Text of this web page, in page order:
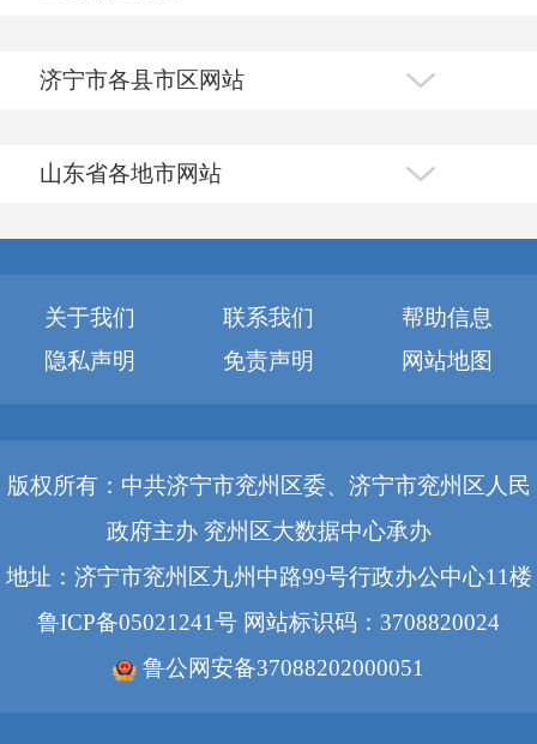
济宁市各县市区网站
山东省各地市网站
关于我们 联系我们
帮助信息
隐私声明
免责声明 网站地图
版权所有：中共济宁市兖州区委、济宁市兖州区人民
政府主办 兖州区大数据中心承办
地址：济宁市兖州区九州中路99号行政办公中心11楼
鲁ICP备05021241号 网站标识码：3708820024
鲁公网安备37088202000051